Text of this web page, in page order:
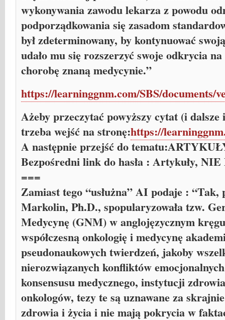
wykonywania zawodu lekarza z powodu
podporządkowania się zasadom
był zdeterminowany, by kontynuować
udało mu się rozszerzyć swoje odkrycia
chorobę znaną medycynie.”
https://learninggnm.com/SBS/documents/
Ażeby przeczytać powyższy cytat (i
trzeba wejść na stronę:https://
A następnie przejść do
Bezpośredni link do hasła : Artykuły,
===
Zamiast tego “usłużna” AI podaje :
Markolin, Ph.D., spopularyzowała tzw.
Medycynę (GNM) w anglojęzycznym
współczesną onkologię i medycynę
pseudonaukowych twierdzeń, jakoby
nierozwiązanych konfliktów
konsensusu medycznego, instytucji
onkologów, tezy te są uznawane za
zdrowia i życia i nie mają pokrycia w